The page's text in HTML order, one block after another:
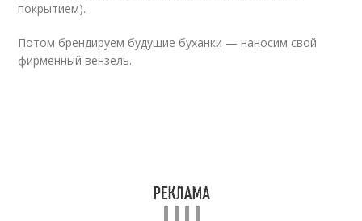
покрытием).
Потом брендируем будущие буханки — наносим свой
фирменный вензель.